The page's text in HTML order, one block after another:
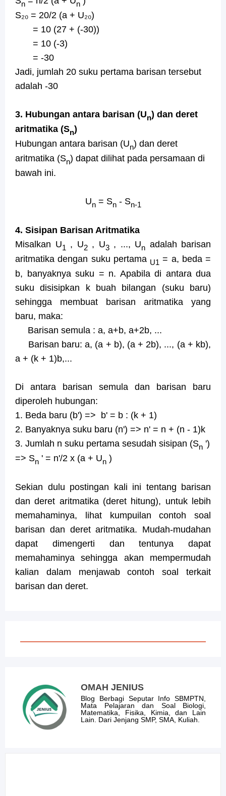
n n
S₂₀ = 20/2 (a + U₂₀)
= 10 (27 + (-30))
= 10 (-3)
= -30
Jadi, jumlah 20 suku pertama barisan tersebut
adalah -30
3. Hubungan antara barisan (Un) dan deret
aritmatika (Sn)
Hubungan antara barisan (Un) dan deret
aritmatika (Sn) dapat dilihat pada persamaan di
bawah ini.
Un = Sn - Sn-1
4. Sisipan Barisan Aritmatika
Misalkan U1 , U2, U3, ..., Un adalah barisan
aritmatika dengan suku pertama U1 = a, beda =
b, banyaknya suku = n. Apabila di antara dua
suku disisipkan k buah bilangan (suku baru)
sehingga membuat barisan aritmatika yang
baru, maka:
Barisan semula : a, a+b, a+2b, ...
Barisan baru: a, (a + b), (a + 2b), ..., (a + kb),
a + (k + 1)b,...
Di antara barisan semula dan barisan baru
diperoleh hubungan:
1. Beda baru (b') => b' = b : (k + 1)
2. Banyaknya suku baru (n') => n' = n + (n - 1)k
3. Jumlah n suku pertama sesudah sisipan (Sn ')
=> Sn ' = n'/2 x (a + Un )
Sekian dulu postingan kali ini tentang barisan
dan deret aritmatika (deret hitung), untuk lebih
memahaminya, lihat kumpuilan contoh soal
barisan dan deret aritmatika. Mudah-mudahan
dapat dimengerti dan tentunya dapat
memahaminya sehingga akan mempermudah
kalian dalam menjawab contoh soal terkait
barisan dan deret.
OMAH JENIUS
Blog Berbagi Seputar Info SBMPTN,
Mata Pelajaran dan Soal Biologi,
Matematika, Fisika, Kimia, dan Lain
Lain. Dari Jenjang SMP, SMA, Kuliah.